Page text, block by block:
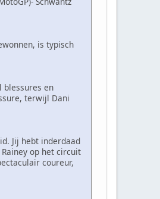
is typisch
blessures en
terwijl Dani
Jij hebt inderdaad
op het circuit
coureur,